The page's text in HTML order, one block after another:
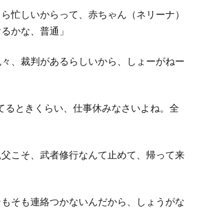
忙しいからって、赤ちゃん（ネリーナ）
かな、普通」
、裁判があるらしいから、しょーがねー
るときくらい、仕事休みなさいよね。全
こそ、武者修行なんて止めて、帰って来
そも連絡つかないんだから、しょうがな